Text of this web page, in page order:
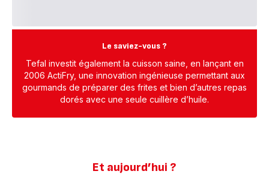
Le saviez-vous ?
Tefal investit également la cuisson saine, en lançant en
2006 ActiFry, une innovation ingénieuse permettant aux
gourmands de préparer des frites et bien d’autres repas
dorés avec une seule cuillère d’huile.
Et aujourd’hui ?